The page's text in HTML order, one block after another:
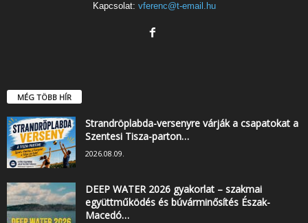
Kapcsolat: vferenc@t-email.hu
MÉG TÖBB HÍR
Strandröplabda-versenyre várják a csapatokat a
Szentesi Tisza-parton…
2026.08.09.
DEEP WATER 2026 gyakorlat – szakmai
együttműködés és búvárminősítés Észak-
Macedó…